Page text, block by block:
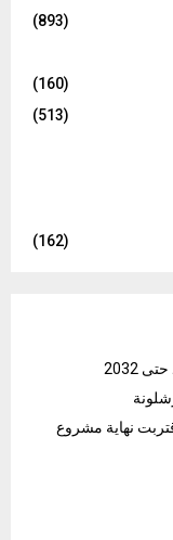
(893)
(160)
(513)
(162)
2032
نهاية مشروع